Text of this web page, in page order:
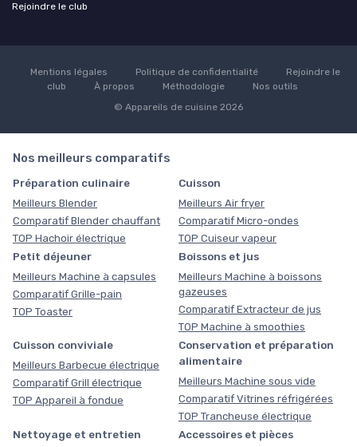
Rejoindre le club
Mentions légales Politique de confidentialité
Rejoindre le
club
À propos Méthodologie
Nos outils
© Appareils de cuisine 2026
Nos meilleurs comparatifs
Préparation culinaire
Meilleurs Blender
Comparatif Blender chauffant
TOP Hachoir électrique
Cuisson
Meilleurs Air fryer
Comparatif Micro-ondes
TOP Cuiseur vapeur
Petit déjeuner
Meilleurs Machine à capsules
Comparatif Grille-pain
TOP Toaster
Boissons et jus
Meilleurs Machine à boissons
gazeuses
Comparatif Extracteur de jus
TOP Machine à smoothies
Cuisson conviviale
Meilleurs Barbecue électrique
Comparatif Grill électrique
TOP Appareil à fondue
Conservation et préparation
alimentaire
Meilleurs Machine sous vide
Comparatif Vitrines réfrigérées
TOP Trancheuse électrique
Nettoyage et entretien Accessoires et pièces